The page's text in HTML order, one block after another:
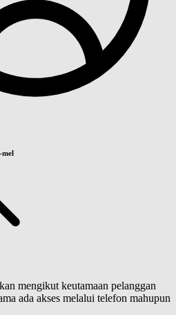
mel
mengikut keutamaan pelanggan
ada akses melalui telefon mahupun